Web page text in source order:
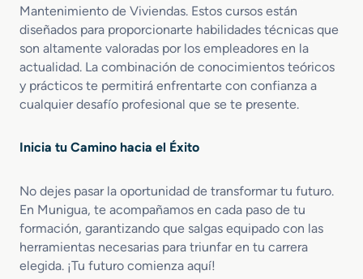
Mantenimiento de Viviendas. Estos cursos están
diseñados para proporcionarte habilidades técnicas que
son altamente valoradas por los empleadores en la
actualidad. La combinación de conocimientos teóricos
y prácticos te permitirá enfrentarte con confianza a
cualquier desafío profesional que se te presente.
Inicia tu Camino hacia el Éxito
No dejes pasar la oportunidad de transformar tu futuro.
En Munigua, te acompañamos en cada paso de tu
formación, garantizando que salgas equipado con las
herramientas necesarias para triunfar en tu carrera
elegida. ¡Tu futuro comienza aquí!